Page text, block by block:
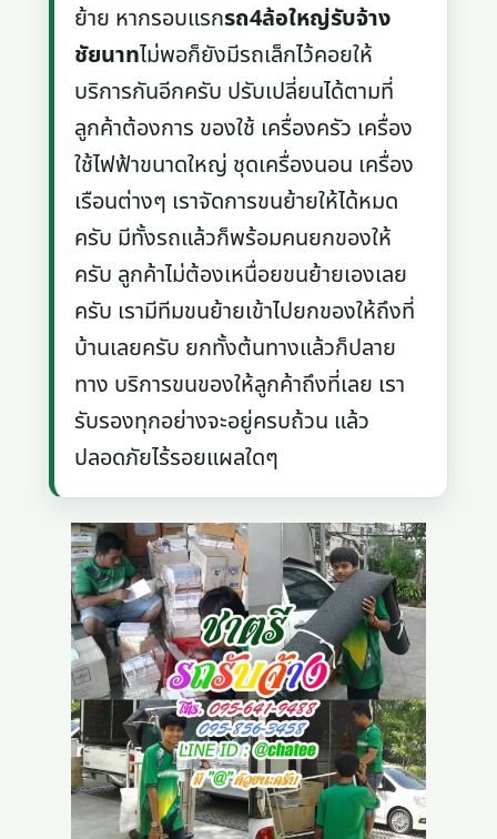
ย้าย หากรอบแรกรถ4ล้อใหญ่รับจ้าง
ชัยนาทไม่พอก็ยังมีรถเล็กไว้คอยให้
บริการกันอีกครับ ปรับเปลี่ยนได้ตามที่
ลูกค้าต้องการ ของใช้ เครื่องครัว เครื่อง
ใช้ไฟฟ้าขนาดใหญ่ ชุดเครื่องนอน เครื่อง
เรือนต่างๆ เราจัดการขนย้ายให้ได้หมด
ครับ มีทั้งรถแล้วก็พร้อมคนยกของให้
ครับ ลูกค้าไม่ต้องเหนื่อยขนย้ายเองเลย
ครับ เรามีทีมขนย้ายเข้าไปยกของให้ถึงที่
บ้านเลยครับ ยกทั้งต้นทางแล้วก็ปลาย
ทาง บริการขนของให้ลูกค้าถึงที่เลย เรา
รับรองทุกอย่างจะอยู่ครบถ้วน แล้ว
ปลอดภัยไร้รอยแผลใดๆ